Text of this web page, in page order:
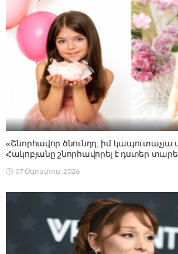
«Շնորհավոր ծնունդդ, իմ կապուտաչյա
Հակոբյանը շնորհավորել է դստեր
07 Օգոստոս, 2026